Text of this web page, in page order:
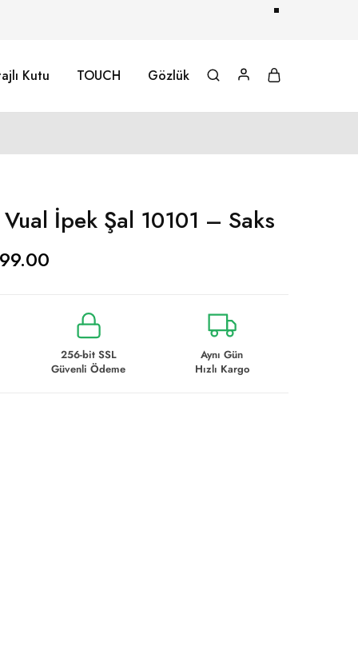
Kutu TOUCH Gözlük
Vual İpek Şal 10101 – Saks
256-bit SSL
Güvenli Ödeme
Aynı Gün
Hızlı Kargo